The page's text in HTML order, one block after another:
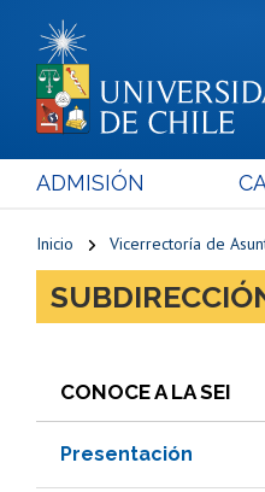
ADMISIÓN
Inicio Vicerrectoría de
CONOCE A LA SEI
Presentación